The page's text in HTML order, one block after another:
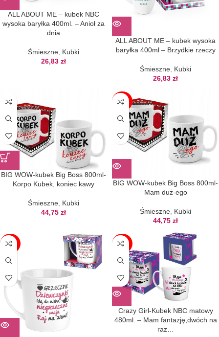
ALL ABOUT ME – kubek NBC
wysoka baryłka 400ml. – Anioł za
dnia
Śmieszne Kubki
26,83 zł
ALL ABOUT ME – kubek wysoka
baryłka 400ml – Brzydkie rzeczy
Śmieszne Kubki
26,83 zł
BIG WOW-kubek Big Boss 800ml-
Korpo Kubek, koniec kawy
Śmieszne Kubki
44,75 zł
BRAK
BIG WOW-kubek Big Boss 800ml-
Mam duż-ego
Śmieszne Kubki
44,75 zł
BRAK BRAK
Crazy Girl-Kubek NBC matowy
480ml. – Mam fantazję,dwóch na
raz…